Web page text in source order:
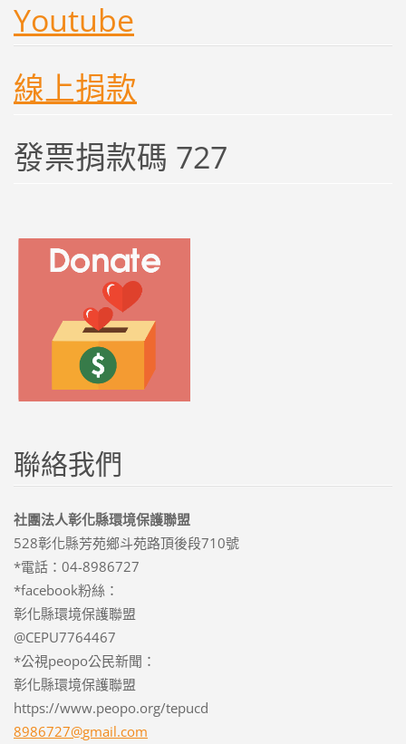
Youtube
線上捐款
發票捐款碼 727
聯絡我們
社團法人彰化縣環境保護聯盟
528彰化縣芳苑鄉斗苑路頂後段710號
*電話：04-8986727
*facebook粉絲：
彰化縣環境保護聯盟
@CEPU7764467
*公視peopo公民新聞：
彰化縣環境保護聯盟
https://www.peopo.org/tepucd
8986727@gmail.com